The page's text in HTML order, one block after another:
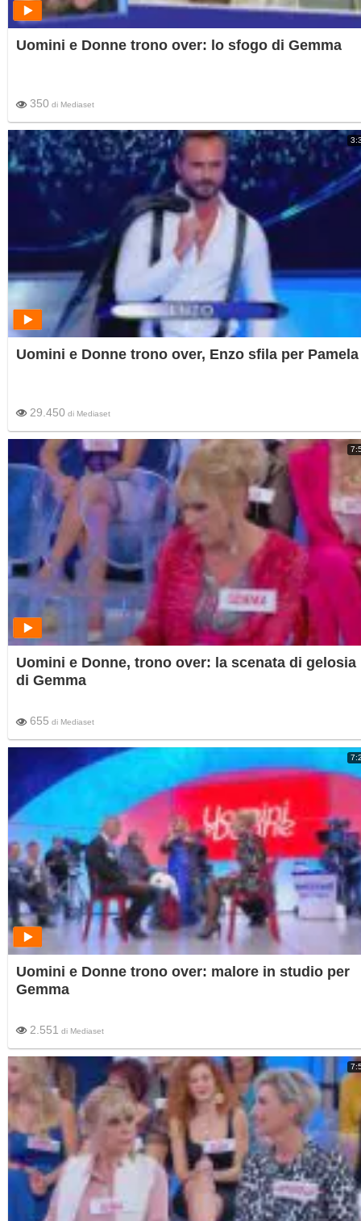
Uomini e Donne trono over: lo sfogo di Gemma
350 di Mediaset
Uomini e Donne trono over, Enzo sfila per Pamela
29.450 di Mediaset
Uomini e Donne, trono over: la scenata di gelosia
di Gemma
655 di Mediaset
Uomini e Donne trono over: malore in studio per
Gemma
2.551 di Mediaset